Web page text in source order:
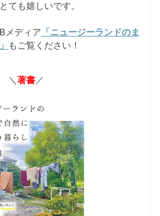
ても嬉しいです。
メディア 「ニュージーランドのま
もご覧ください！
＼ 著書／